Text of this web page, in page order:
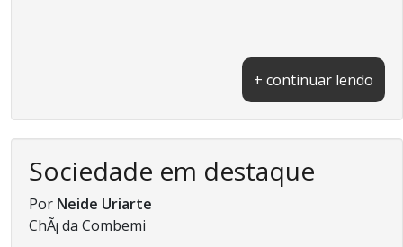
+ continuar lendo
Sociedade em destaque
Por Neide Uriarte
ChÃ¡ da Combemi